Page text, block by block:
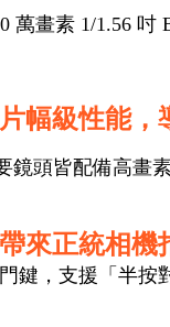
萬畫素 1/1.56
幅級性能
鏡頭皆配備高
來正統相機
鍵，支援「半按